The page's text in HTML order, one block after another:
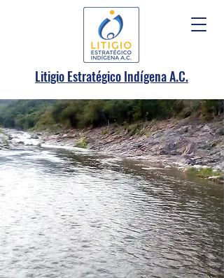
Litigio Estratégico Indígena A.C.